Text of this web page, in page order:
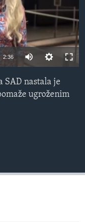
available
2:36
SAD nastala je
ugroženim